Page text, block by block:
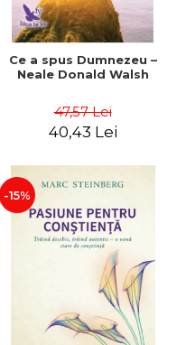
Ce a spus Dumnezeu –
Neale Donald Walsh
47,57 Lei
40,43 Lei
-15%